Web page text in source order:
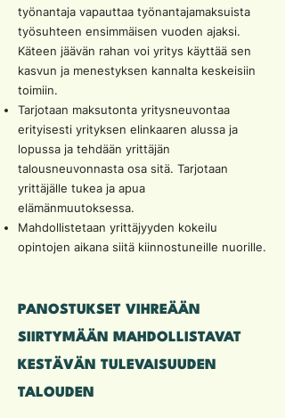
työnantaja vapauttaa työnantajamaksuista
työsuhteen ensimmäisen vuoden ajaksi.
Käteen jäävän rahan voi yritys käyttää sen
kasvun ja menestyksen kannalta keskeisiin
toimiin.
Tarjotaan maksutonta yritysneuvontaa
erityisesti yrityksen elinkaaren alussa ja
lopussa ja tehdään yrittäjän
talousneuvonnasta osa sitä. Tarjotaan
yrittäjälle tukea ja apua
elämänmuutoksessa.
Mahdollistetaan yrittäjyyden kokeilu
opintojen aikana siitä kiinnostuneille nuorille.
PANOSTUKSET VIHREÄÄN
SIIRTYMÄÄN MAHDOLLISTAVAT
KESTÄVÄN TULEVAISUUDEN
TALOUDEN